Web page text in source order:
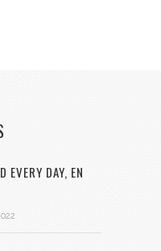
EVERY DAY, EN